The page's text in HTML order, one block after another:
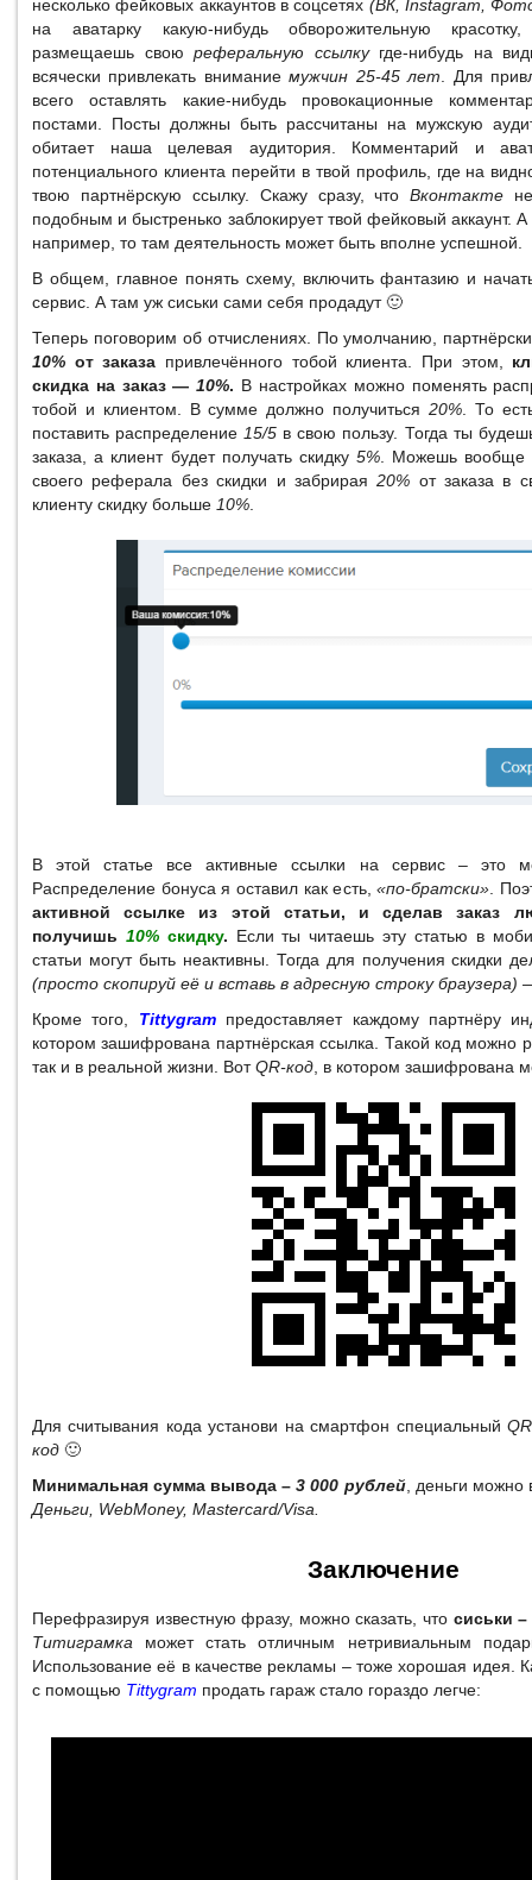
несколько фейковых аккаунтов в соцсетях (ВК, Instagram,
на аватарку какую-нибудь обворожительную
размещаешь своюреферальную ссылкугде-нибудь на
всячески привлекать вниманиемужчин 25-45 лет . Для
всего оставлять какие-нибудь провокационные
постами. Посты должны быть рассчитаны на мужскую
обитает наша целевая аудитория. Комментарий и
потенциального клиента перейти в твой профиль, где на
твою партнёрскую ссылку. Скажу сразу, чтоВконтакте
подобным и быстренько заблокирует твой фейковый аккаунт.
например, то там деятельность может быть вполне успешной.
В общем, главное понять схему, включить фантазию и
сервис. А там уж сиськи сами себя продадут 🙂
Теперь поговорим об отчислениях. По умолчанию,
10% от заказа привлечённого тобой клиента. При этом,
скидка на заказ —10%. В настройках можно поменять
тобой и клиентом. В сумме должно получиться 20%. То
поставить распределение 15/5 в свою пользу. Тогда ты
заказа, а клиент будет получать скидку5% . Можешь вообще
своего реферала без скидки и забрирая20% от заказа в
клиенту скидку больше 10%
В этой статье все активные ссылки на сервис – это
Распределение бонуса я оставил как есть,«по-братски» .
активной ссылке из этой статьи, и сделав заказ
получишь 10%скидку. Если ты читаешь эту статью в
статьи могут быть неактивны. Тогда для получения скидки
(просто скопируй её и вставь в адресную строку браузера)
Кроме того, Tittygramпредоставляет каждому партнёру
котором зашифрована партнёрская ссылка. Такой код можно
так и в реальной жизни. ВотQR-код , в котором зашифрована
Для считывания кода установи на смартфон специальный
код 🙂
Минимальная сумма вывода –3 000 рублей, деньги можно
Деньги, WebMoney, Mastercard/Visa.
Заключение
Перефразируя известную фразу, можно сказать, что сиськи
Титиграмка может стать отличным нетривиальным
Использование её в качестве рекламы – тоже хорошая идея.
с помощью Tittygram продать гараж стало гораздо легче: